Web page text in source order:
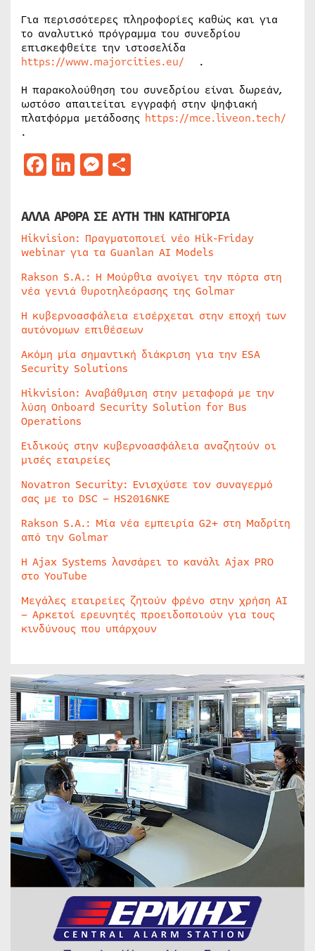
Για περισσότερες πληροφορίες καθώς και για
το αναλυτικό πρόγραμμα του συνεδρίου
επισκεφθείτε την ιστοσελίδα
https://www.majorcities.eu/ .
Η παρακολούθηση του συνεδρίου είναι δωρεάν,
ωστόσο απαιτείται εγγραφή στην ψηφιακή
πλατφόρμα μετάδοσης https://mce.liveon.tech/
.
Facebook
LinkedIn
Messenger
ΑΛΛΑ ΑΡΘΡΑ ΣΕ ΑΥΤΗ ΤΗΝ ΚΑΤΗΓΟΡΙΑ
Hikvision: Πραγματοποιεί νέο Hik-Friday
webinar για τα Guanlan AI Models
Rakson S.A.: Η Μούρθια ανοίγει την πόρτα στη
νέα γενιά θυροτηλεόρασης της Golmar
Η κυβερνοασφάλεια εισέρχεται στην εποχή των
αυτόνομων επιθέσεων
Ακόμη μία σημαντική διάκριση για την ESA
Security Solutions
Hikvision: Αναβάθμιση στην μεταφορά με την
λύση Onboard Security Solution for Bus
Operations
Ειδικούς στην κυβερνοασφάλεια αναζητούν οι
μισές εταιρείες
Novatron Security: Ενισχύστε τον συναγερμό
σας με το DSC – HS2016NKE
Rakson S.A.: Μία νέα εμπειρία G2+ στη Μαδρίτη
από την Golmar
Η Ajax Systems λανσάρει το κανάλι Ajax PRO
στο YouTube
Μεγάλες εταιρείες ζητούν φρένο στην χρήση AI
– Αρκετοί ερευνητές προειδοποιούν για τους
κινδύνους που υπάρχουν